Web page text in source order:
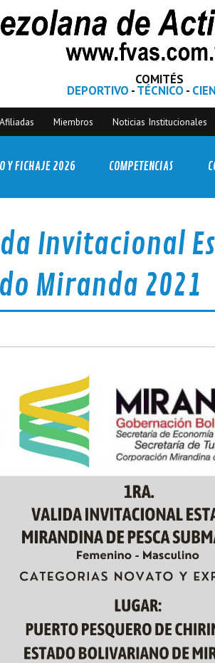
COMITÉS
DEPORTIVO -TÉCNICO -
Miembros Noticias Institucionales
Y FICHAJE 2026 COMPETENCIAS
Invitacional
Miranda 2021